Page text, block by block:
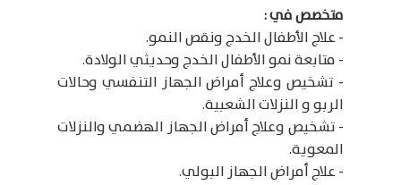
متخصص في :
- علاج الأطفال الخدج ونقص النمو.
- متابعة نمو الأطفال الخدج وحديثي الولادة.
- تشخيص وعلاج أمراض الجهاز التنفسي وحالات
الربو و النزلات الشعبية.
- تشخيص وعلاج أمراض الجهاز الهضمي والنزلات
المعوية.
- علاج أمراض الجهاز البولي.